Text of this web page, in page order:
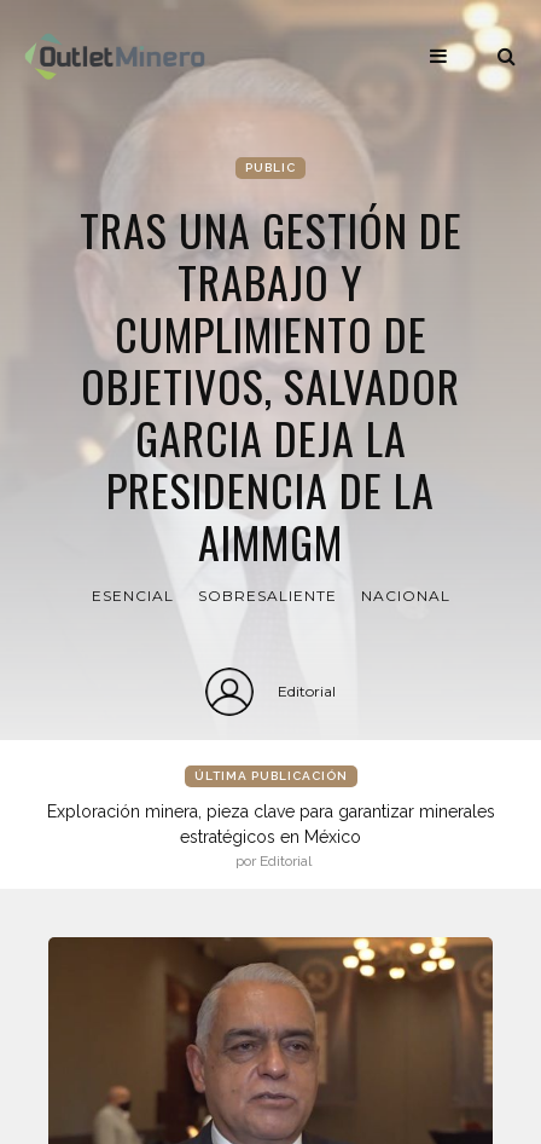
PUBLIC
TRAS UNA GESTIÓN DE
TRABAJO Y
CUMPLIMIENTO DE
OBJETIVOS, SALVADOR
GARCIA DEJA LA
PRESIDENCIA DE LA
AIMMGM
ESENCIAL SOBRESALIENTE NACIONAL
Editorial
ÚLTIMA PUBLICACIÓN
Exploración minera, pieza clave para garantizar minerales
estratégicos en México
por Editorial